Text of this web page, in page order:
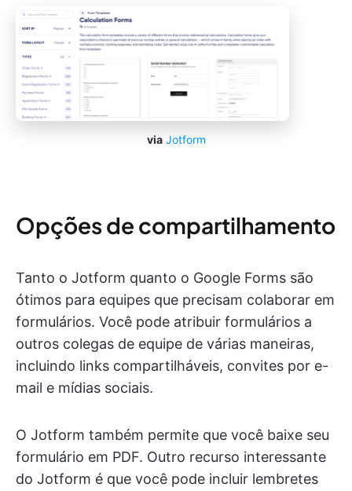
via Jotform
Opções de compartilhamento
Tanto o Jotform quanto o Google Forms são
ótimos para equipes que precisam colaborar em
formulários. Você pode atribuir formulários a
outros colegas de equipe de várias maneiras,
incluindo links compartilháveis, convites por e-
mail e mídias sociais.
O Jotform também permite que você baixe seu
formulário em PDF. Outro recurso interessante
do Jotform é que você pode incluir lembretes